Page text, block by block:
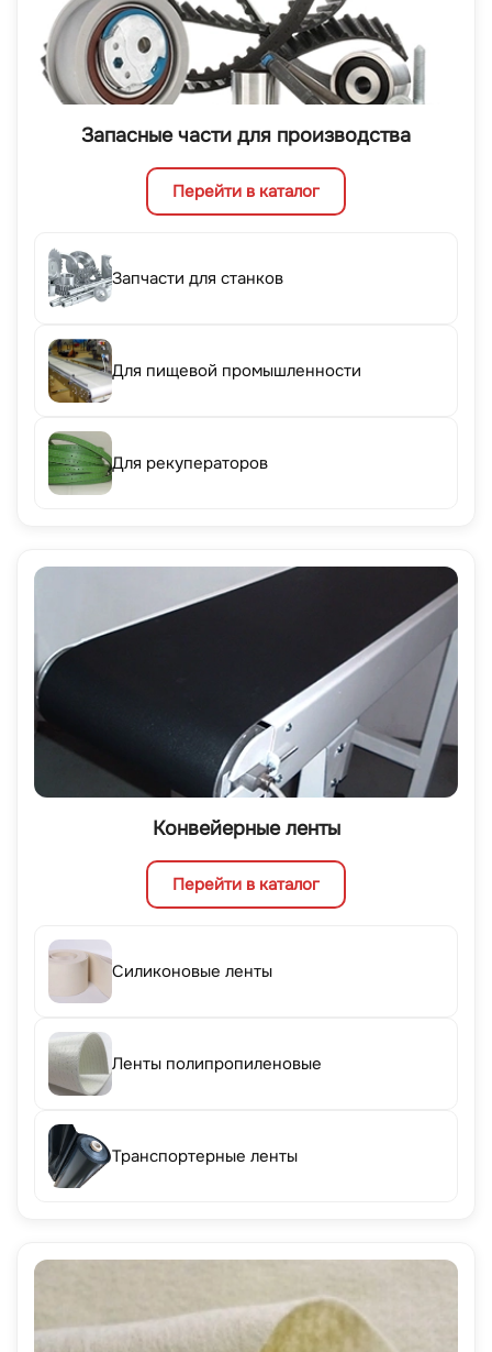
Запасные части для производства
Перейти в каталог
Запчасти для станков
Для пищевой промышленности
Для рекуператоров
Конвейерные ленты
Перейти в каталог
Силиконовые ленты
Ленты полипропиленовые
Транспортерные ленты